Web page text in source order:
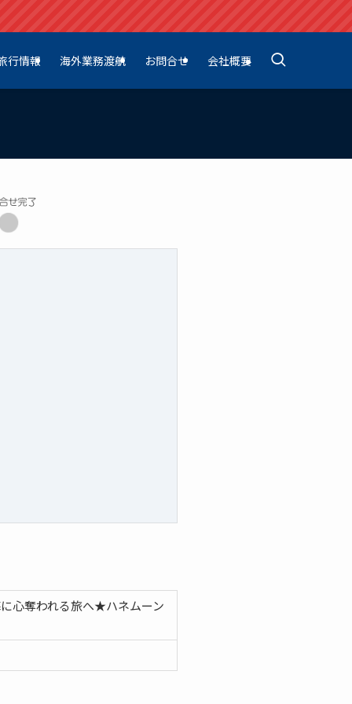
行情報 海外業務渡航 お問合せ 会社概要
心奪われる旅へ★ハネムーン